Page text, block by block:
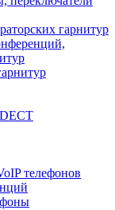
гарнитур
телефонов